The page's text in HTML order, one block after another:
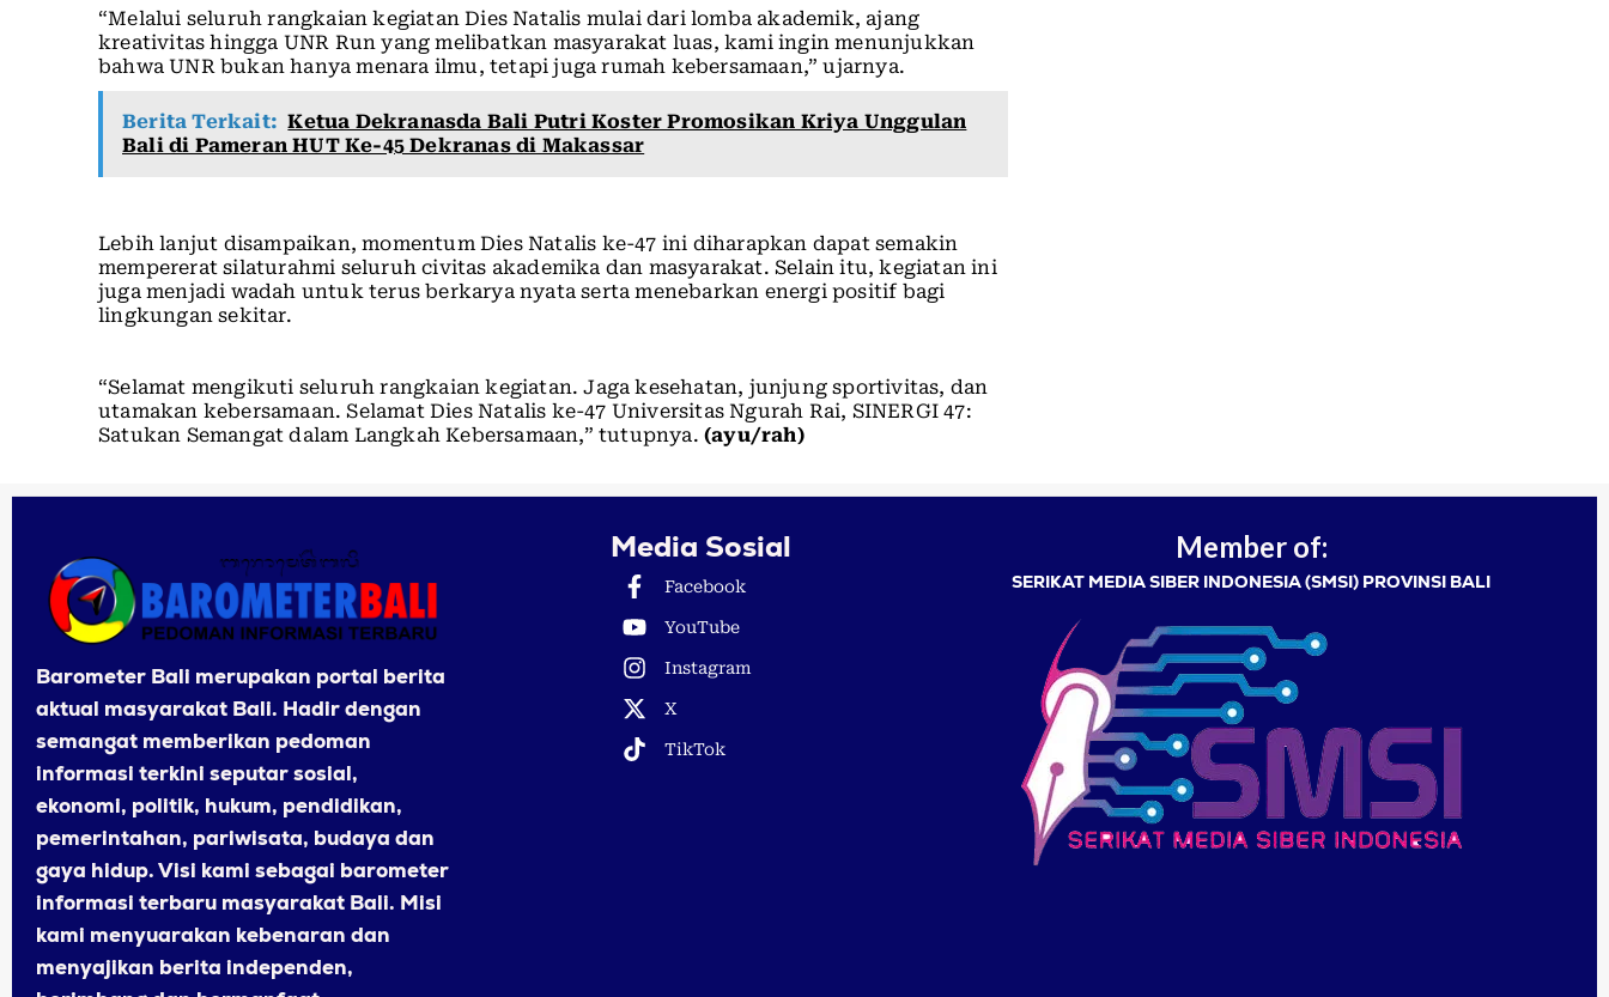
“Melalui seluruh rangkaian kegiatan Dies Natalis mulai dari lomba akademik, ajang
kreativitas hingga UNR Run yang melibatkan masyarakat luas, kami ingin menunjukkan
bahwa UNR bukan hanya menara ilmu, tetapi juga rumah kebersamaan,” ujarnya.
Berita Terkait: Ketua Dekranasda Bali Putri Koster Promosikan Kriya Unggulan
Bali di Pameran HUT Ke-45 Dekranas di Makassar
Lebih lanjut disampaikan, momentum Dies Natalis ke-47 ini diharapkan dapat semakin
mempererat silaturahmi seluruh civitas akademika dan masyarakat. Selain itu, kegiatan ini
juga menjadi wadah untuk terus berkarya nyata serta menebarkan energi positif bagi
lingkungan sekitar.
“Selamat mengikuti seluruh rangkaian kegiatan. Jaga kesehatan, junjung sportivitas, dan
utamakan kebersamaan. Selamat Dies Natalis ke-47 Universitas Ngurah Rai, SINERGI 47:
Satukan Semangat dalam Langkah Kebersamaan,” tutupnya.(ayu/rah)
Barometer Bali merupakan portal berita
aktual masyarakat Bali. Hadir dengan
semangat memberikan pedoman
informasi terkini seputar sosial,
ekonomi, politik, hukum, pendidikan,
pemerintahan, pariwisata, budaya dan
gaya hidup. Visi kami sebagai barometer
informasi terbaru masyarakat Bali. Misi
kami menyuarakan kebenaran dan
menyajikan berita independen,
Media Sosial
Facebook
YouTube
Instagram
X
TikTok
Member of:
SERIKAT MEDIA SIBER INDONESIA (SMSI) PROVINSI BALI